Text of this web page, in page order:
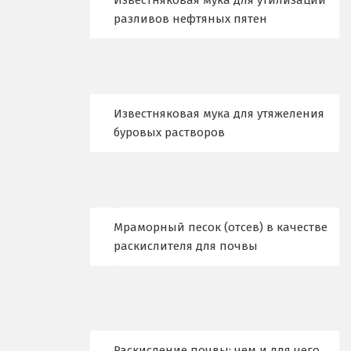
Красноуфимск
разливов нефтяных пятен
Известняковая мука для утяжеления
буровых растворов
Мраморный песок (отсев) в качестве
раскислителя для почвы